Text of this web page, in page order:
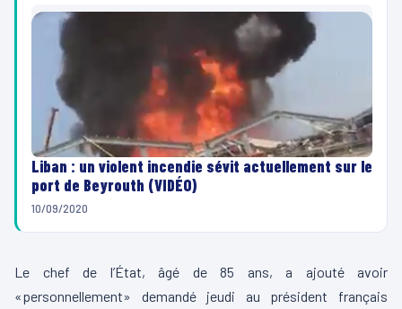
Liban : un violent incendie sévit actuellement sur le
port de Beyrouth (VIDÉO)
10/09/2020
Le chef de l’État, âgé de 85 ans, a ajouté avoir
«personnellement» demandé jeudi au président français